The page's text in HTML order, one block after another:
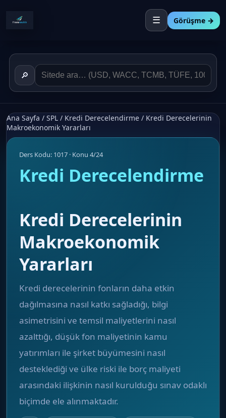
☰ Görüşme →
🔎
Ana Sayfa / SPL / Kredi Derecelendirme / Kredi Derecelerinin
Makroekonomik Yararları
Ders Kodu: 1017 · Konu 4/24
Kredi Derecelendirme
Kredi Derecelerinin
Makroekonomik
Yararları
Kredi derecelerinin fonların daha etkin
dağılmasına nasıl katkı sağladığı, bilgi
asimetrisini ve temsil maliyetlerini nasıl
azalttığı, düşük fon maliyetinin kamu
yatırımları ile şirket büyümesini nasıl
desteklediği ve ülke riski ile borç maliyeti
arasındaki ilişkinin nasıl kurulduğu sınav odaklı
biçimde ele alınmaktadır.